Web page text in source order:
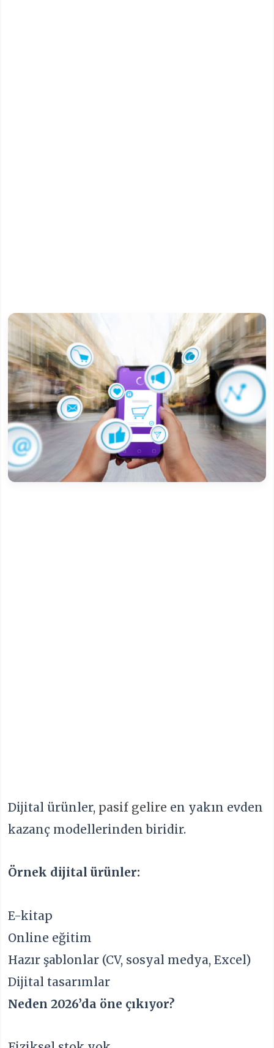
Dijital ürünler, pasif gelire en yakın evden
kazanç modellerinden biridir.
Örnek dijital ürünler:
E-kitap
Online eğitim
Hazır şablonlar (CV, sosyal medya, Excel)
Dijital tasarımlar
Neden 2026’da öne çıkıyor?